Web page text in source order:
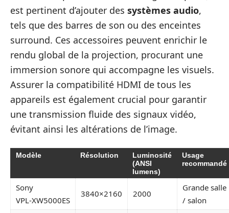
est pertinent d’ajouter des systèmes audio,
tels que des barres de son ou des enceintes
surround. Ces accessoires peuvent enrichir le
rendu global de la projection, procurant une
immersion sonore qui accompagne les visuels.
Assurer la compatibilité HDMI de tous les
appareils est également crucial pour garantir
une transmission fluide des signaux vidéo,
évitant ainsi les altérations de l’image.
Modèle Résolution
Luminosité
(ANSI
lumens)
Usage
recommandé
Sony
VPL‑XW5000ES
3840×2160 2000
Grande salle
/ salon